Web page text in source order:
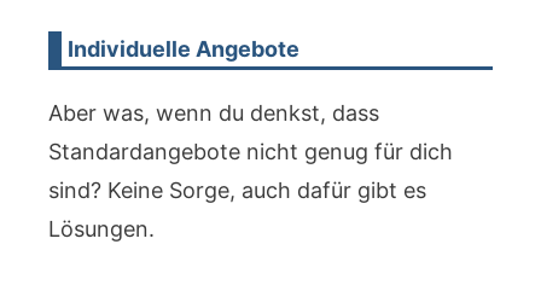
Individuelle Angebote
Aber was, wenn du denkst, dass
Standardangebote nicht genug für dich
sind? Keine Sorge, auch dafür gibt es
Lösungen.